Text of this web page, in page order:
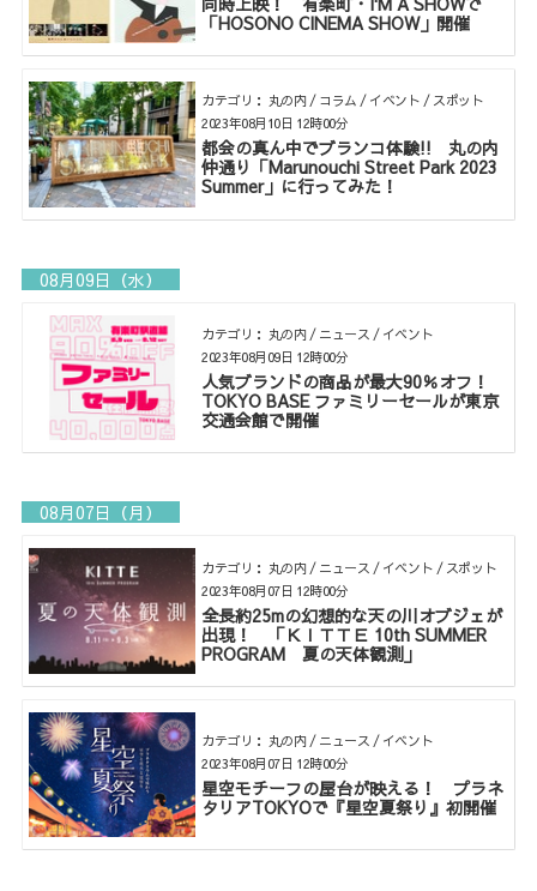
「HOSONO CINEMA SHOW」開催
カテゴリ： 丸の内 / コラム / イベント / スポット
都会の真ん中でブランコ体験!! 丸の内
仲通り「Marunouchi Street Park 2023
Summer」に行ってみた！
2023年08月10日 12時00分
08月09日（水）
カテゴリ： 丸の内 / ニュース / イベント
人気ブランドの商品が最大90％オフ！
TOKYO BASE ファミリーセールが東京
交通会館で開催
2023年08月09日 12時00分
08月07日（月）
カテゴリ： 丸の内 / ニュース / イベント / スポット
全長約25mの幻想的な天の川オブジェが
出現！ 「ＫＩＴＴＥ 10th SUMMER
PROGRAM 夏の天体観測」
2023年08月07日 12時00分
カテゴリ： 丸の内 / ニュース / イベント
星空モチーフの屋台が映える！ プラネ
タリアTOKYOで『星空夏祭り』初開催
2023年08月07日 12時00分